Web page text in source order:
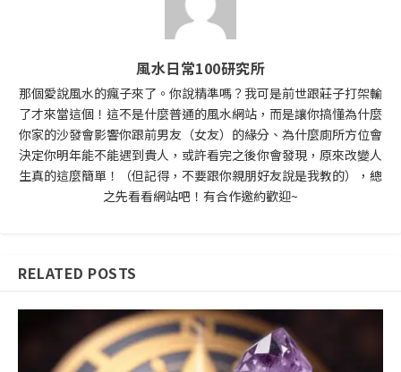
風水日常100研究所
那個愛說風水的瘋子來了。你說精準嗎？我可是前世跟莊子打架輸
了才來當這個！這不是什麼普通的風水網站，而是讓你搞懂為什麼
你家的沙發會影響你跟前男友（女友）的緣分、為什麼廁所方位會
決定你明年能不能遇到貴人，或許看完之後你會發現，原來改變人
生真的這麼簡單！（但記得，不要跟你親朋好友說是我教的），總
之先看看網站吧！有合作邀約歡迎~
RELATED POSTS